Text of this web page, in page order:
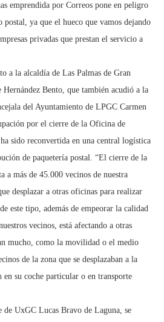
emprendida por Correos pone en peligro
ya que el hueco que vamos dejando
privadas que prestan el servicio a
la alcaldía de Las Palmas de Gran
Bento, que también acudió a la
del Ayuntamiento de LPGC Carmen
por el cierre de la Oficina de
sido reconvertida en una central logística
de paquetería postal. “El cierre de la
más de 45.000 vecinos de nuestra
desplazar a otras oficinas para realizar
este tipo, además de empeorar la calidad
vecinos, está afectando a otras
mucho, como la movilidad o el medio
de la zona que se desplazaban a la
su coche particular o en transporte
UxGC Lucas Bravo de Laguna, se